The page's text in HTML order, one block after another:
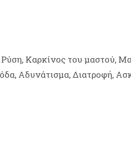
Καρκίνος του μαστού,
Αδυνάτισμα, Διατροφή,